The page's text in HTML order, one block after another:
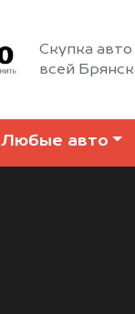
Скупка
всей
Любые авто